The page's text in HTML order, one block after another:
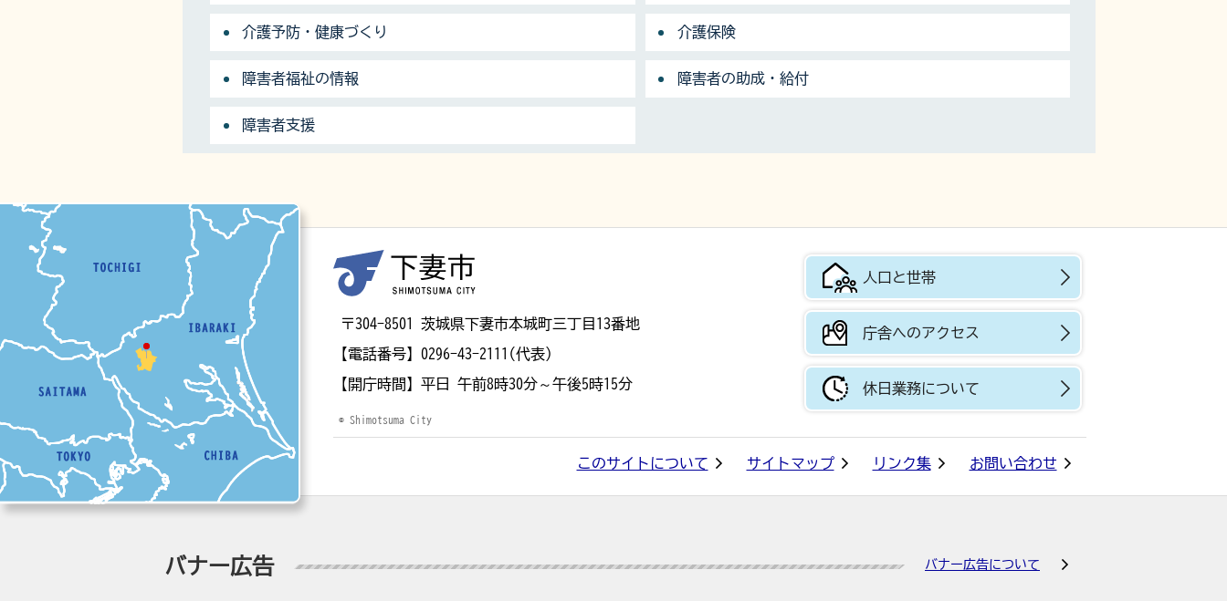
介護予防・健康づくり 介護保険
障害者福祉の情報 障害者の助成・給付
障害者支援
〒304-8501 茨城県下妻市本城町三丁目13番地
【電話番号】 0296-43-2111(代表)
【開庁時間】 平日 午前8時30分～午後5時15分
© Shimotsuma City
人口と世帯
庁舎へのアクセス
休日業務について
このサイトについて サイトマップ リンク集 お問い合わせ
バナー広告 バナー広告について